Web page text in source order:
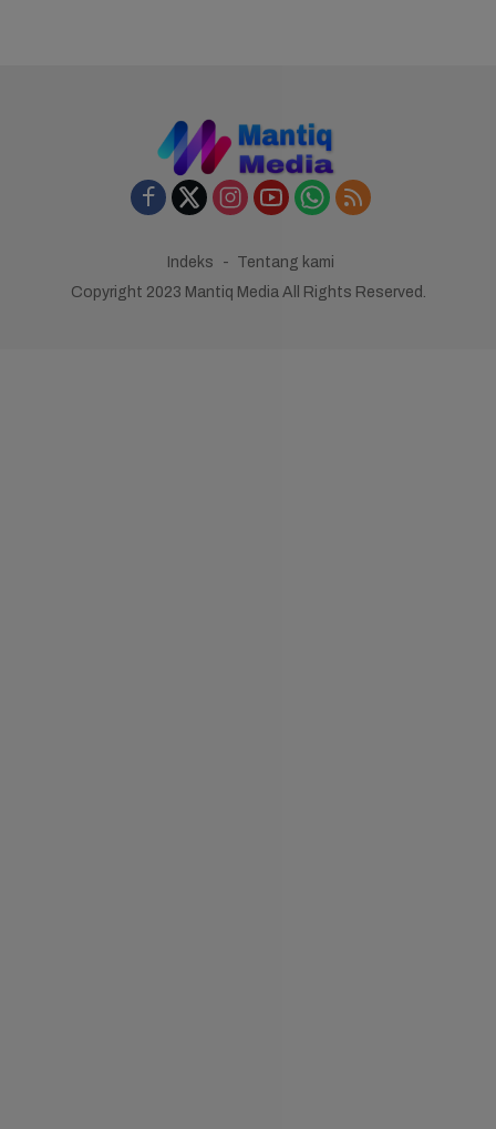
Indeks
Tentang kami
Copyright 2023 Mantiq Media All Rights Reserved.